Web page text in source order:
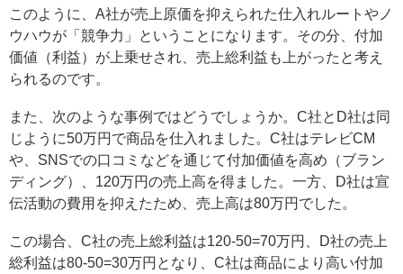
このように、A社が売上原価を抑えられた仕入れルートやノ
ウハウが「競争力」ということになります。その分、付加
価値（利益）が上乗せされ、売上総利益も上がったと考え
られるのです。
また、次のような事例ではどうでしょうか。C社とD社は同
じように50万円で商品を仕入れました。C社はテレビCM
や、SNSでの口コミなどを通じて付加価値を高め（ブラン
ディング）、120万円の売上高を得ました。一方、D社は宣
伝活動の費用を抑えたため、売上高は80万円でした。
この場合、C社の売上総利益は120-50=70万円、D社の売上
総利益は80-50=30万円となり、C社は商品により高い付加